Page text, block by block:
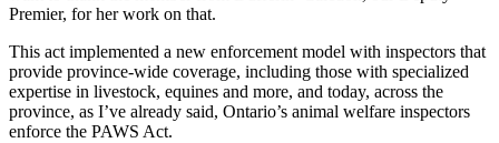
Premier, for her work on that.
This act implemented a new enforcement model with inspectors that
provide province-wide coverage, including those with specialized
expertise in livestock, equines and more, and today, across the
province, as I’ve already said, Ontario’s animal welfare inspectors
enforce the PAWS Act.